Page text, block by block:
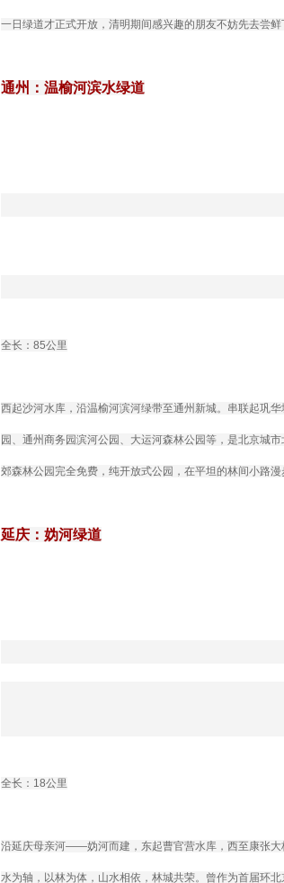
一日绿道才正式开放，清明期间感兴趣的朋友不妨先去尝鲜
通州：温榆河滨水绿道
全长：85公里
西起沙河水库，沿温榆河滨河绿带至通州新城。串联起巩
园、通州商务园滨河公园、大运河森林公园等，是北京城
郊森林公园完全免费，纯开放式公园，在平坦的林间小路漫
延庆：妫河绿道
全长：18公里
沿延庆母亲河——妫河而建，东起曹官营水库，西至康张大
水为轴，以林为体，山水相依，林城共荣。曾作为首届环